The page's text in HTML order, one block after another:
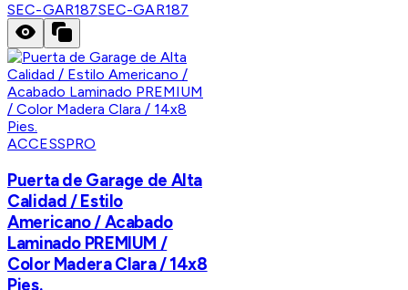
SEC-GAR187SEC-GAR187
ACCESSPRO
Puerta de Garage de Alta
Calidad / Estilo
Americano / Acabado
Laminado PREMIUM /
Color Madera Clara / 14x8
Pies.